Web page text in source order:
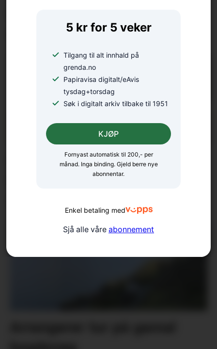
5 kr for 5 veker
Tilgang til alt innhald på
grenda.no
Papiravisa digitalt/eAvis
tysdag+torsdag
Søk i digitalt arkiv tilbake til 1951
Fornyast automatisk til 200,- per
månad. Inga binding. Gjeld berre nye
abonnentar.
KJØP
Enkel betaling med
Sjå alle våre abonnement
Diplomat i kriseråka land: –
Eg har sett at ein kan laga